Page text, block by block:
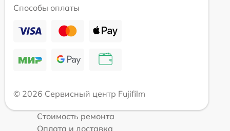
Способы оплаты
© 2026 Сервисный центр Fujifilm
Стоимость ремонта
Оплата и доставка